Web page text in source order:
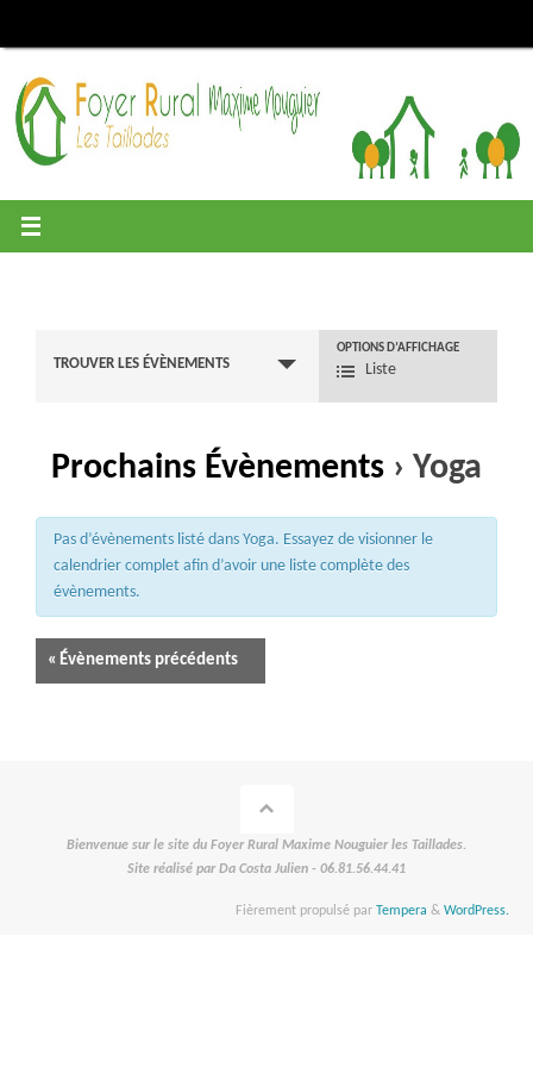
TROUVER LES ÉVÈNEMENTS
Navigation
l’affichage
des
évènements
OPTIONS D’AFFICHAGE
Liste
Prochains Évènements › Yoga
Pas d’évènements listé dans Yoga. Essayez de visionner le
calendrier complet afin d’avoir une liste complète des
évènements.
Navigation
« Évènements précédents
Bienvenue sur le site du Foyer Rural Maxime Nouguier les Taillades.
Site réalisé par Da Costa Julien - 06.81.56.44.41
Fièrement propulsé par Tempera & WordPress.